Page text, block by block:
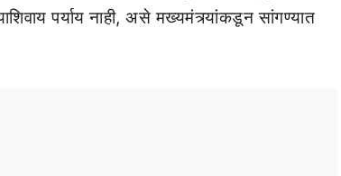
पर्याय नाही, असे मख्यमंत्र्यांकडून सांगण्यात